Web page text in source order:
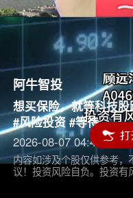
阿牛智投
想买保险，就等科技
#风险投资 #等待
2026-08-07 04:45
内容如涉及个股仅供参考，
议！投资风险自负。投资有